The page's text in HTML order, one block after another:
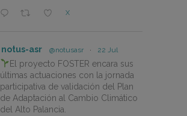
X
notus-asr @notusasr · 22 Jul
El proyecto FOSTER encara sus
últimas actuaciones con la jornada
participativa de validación del Plan
de Adaptación al Cambio Climático
del Alto Palancia.